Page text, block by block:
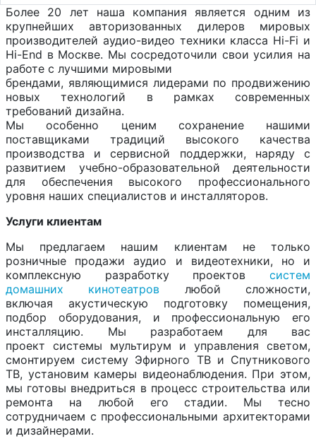
Более 20 лет наша компания является одним из
крупнейших авторизованных дилеров мировых
производителей аудио-видео техники класса Нi-Fi и
Hi-End в Москве. Мы сосредоточили свои усилия на
работе с лучшими мировыми
брендами, являющимися лидерами по продвижению
новых технологий в рамках современных
требований дизайна.
Мы особенно ценим сохранение нашими
поставщиками традиций высокого качества
производства и сервисной поддержки, наряду с
развитием учебно-образовательной деятельности
для обеспечения высокого профессионального
уровня наших специалистов и инсталляторов.
Услуги клиентам
Мы предлагаем нашим клиентам не только
розничные продажи аудио и видеотехники, но и
комплексную разработку проектов систем
домашних кинотеатров любой сложности,
включая акустическую подготовку помещения,
подбор оборудования, и профессиональную его
инсталляцию. Мы разработаем для вас
проект системы мультирум и управления светом,
смонтируем сиcтему Эфирного ТВ и Спутникового
ТВ, установим камеры видеонаблюдения. При этом,
мы готовы внедриться в процесс строительства или
ремонта на любой его стадии. Мы тесно
сотрудничаем с профессиональными архитекторами
и дизайнерами.